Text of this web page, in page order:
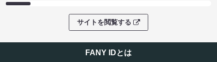
サイトを閲覧する
FANY IDとは